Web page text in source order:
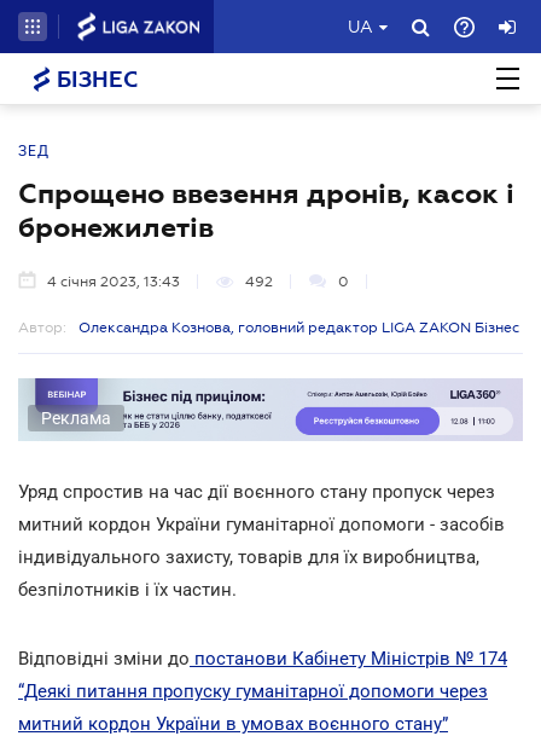
UA
БІЗНЕС
ЗЕД
Спрощено ввезення дронів, касок і
бронежилетів
4 січня 2023, 13:43 492 0
Автор: Олександра Кознова, головний редактор LIGA ZAKON Бізнес
Реклама
Уряд спростив на час дії воєнного стану пропуск через
митний кордон України гуманітарної допомоги - засобів
індивідуального захисту, товарів для їх виробництва,
безпілотників і їх частин.
Відповідні зміни до постанови Кабінету Міністрів № 174
“Деякі питання пропуску гуманітарної допомоги через
митний кордон України в умовах воєнного стану”